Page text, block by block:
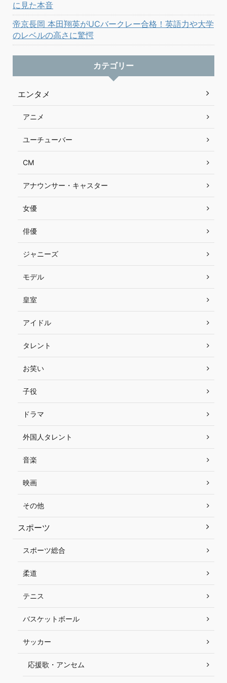
に見た本音
帝京長岡 本田翔英がUCバークレー合格！英語力や大学
のレベルの高さに驚愕
カテゴリー
エンタメ
アニメ
ユーチューバー
CM
アナウンサー・キャスター
女優
俳優
ジャニーズ
モデル
皇室
アイドル
タレント
お笑い
子役
ドラマ
外国人タレント
音楽
映画
その他
スポーツ
スポーツ総合
柔道
テニス
バスケットボール
サッカー
応援歌・アンセム